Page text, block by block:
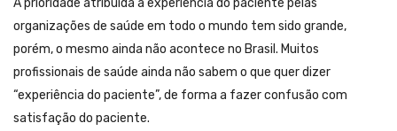
A prioridade atribuída à experiência do paciente pelas
organizações de saúde em todo o mundo tem sido grande,
porém, o mesmo ainda não acontece no Brasil. Muitos
profissionais de saúde ainda não sabem o que quer dizer
“experiência do paciente”, de forma a fazer confusão com
satisfação do paciente.